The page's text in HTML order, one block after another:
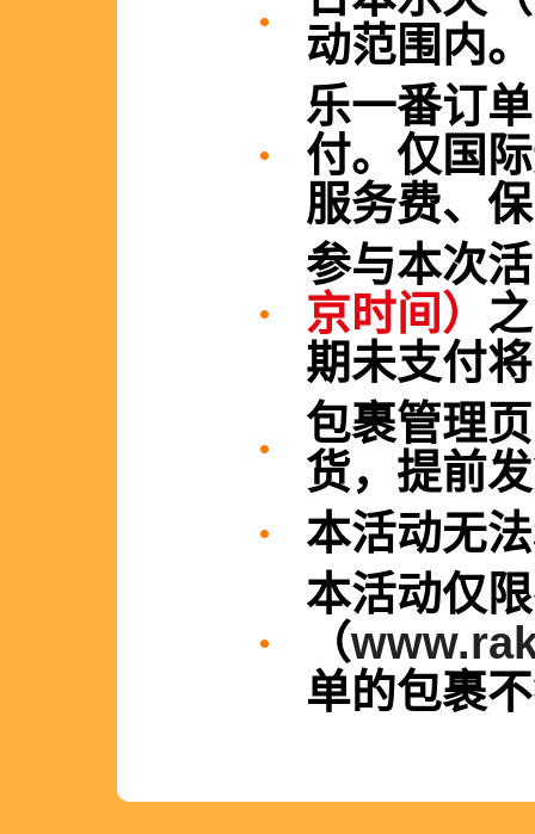
动范围内。
乐一番订
付。仅国
服务费、
参与本次
京时间）
期未支付
包裹管理
货，提前
本活动无
本活动仅
（
单的包裹